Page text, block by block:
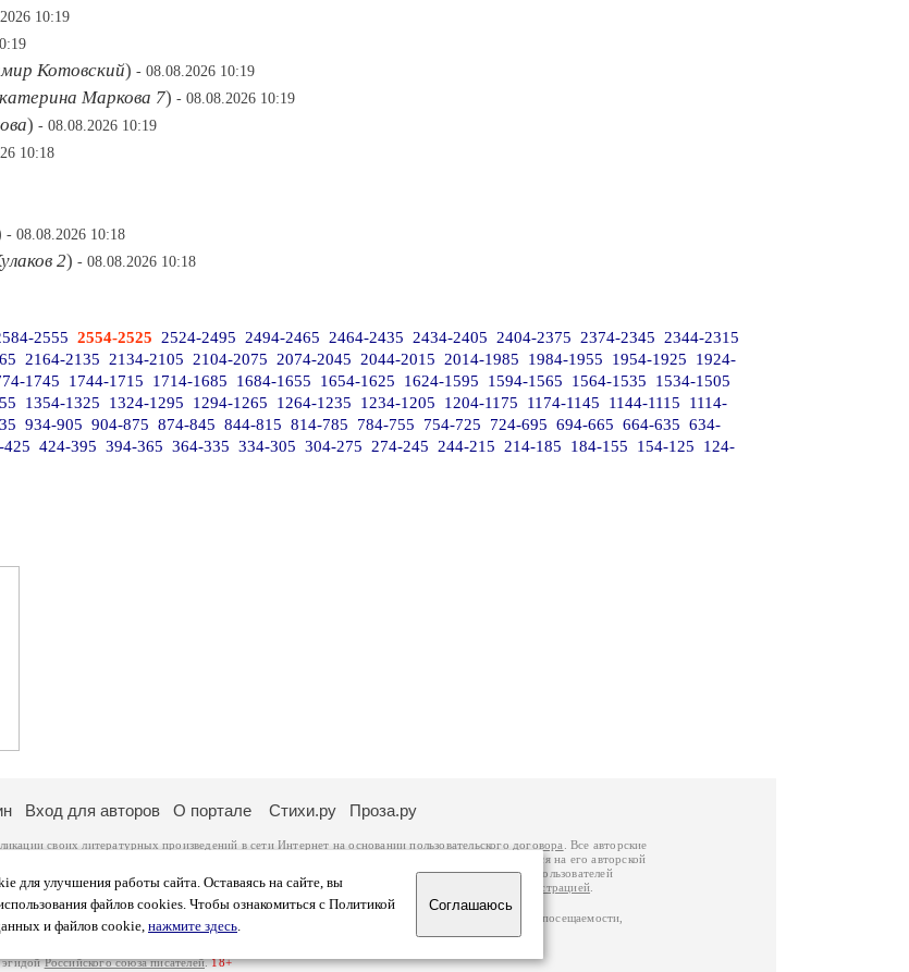
10:19
Котовский) - 08.08.2026 10:19
Маркова 7) - 08.08.2026 10:19
) - 08.08.2026 10:19
10:18
- 08.08.2026 10:18
2) - 08.08.2026 10:18
2555 2554-2525 2524-2495 2494-2465 2464-2435 2434-2405 2404-2375 2374-2345
2344-2315
2164-2135 2134-2105 2104-2075 2074-2045 2044-2015 2014-1985 1984-1955 1954-1925
1924-
1745 1744-1715 1714-1685 1684-1655 1654-1625 1624-1595 1594-1565 1564-1535
1534-1505
1354-1325 1324-1295 1294-1265 1264-1235 1234-1205 1204-1175 1174-1145 1144-1115
1114-
934-905 904-875 874-845 844-815 814-785 784-755 754-725 724-695 694-665 664-635 634-
425 424-395 394-365 364-335 334-305 304-275 274-245 244-215 214-185 184-155 154-125
124-
для улучшения работы сайта. Оставаясь на сайте, вы
файлов cookies. Чтобы ознакомиться с Политикой
и файлов cookie, нажмите здесь.
Соглашаюсь
Вход для авторов О портале Стихи.ру Проза.ру
своих литературных произведений в сети Интернет на основаниипользовательского договора
. Все авторские
произведений возможна только с согласия его автора, к которому вы можете обратиться на его авторской
на основании
законодательства Российской Федерации. Данные пользователей
. Вы также можете посмотреть более подробнуюинформацию о портале связаться с администрацией
которые в общей сумме просматривают более двух миллионов страниц по данным счетчика посещаемости,
две цифры: количество просмотров и количество посетителей.
эгидойРоссийского союза писателей.18+